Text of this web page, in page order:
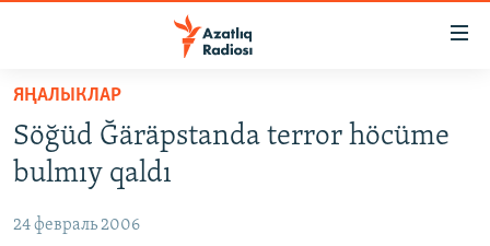
төп
төп
меню
ЯҢАЛЫКЛАР
БАШКОРТСТАН
ТАТАРСТАН
КЫРЫМ
ЯҢАЛЫКЛАР
Söğüd Ğäräpstanda terror höcüme
bulmıy qaldı
24 февраль 2006